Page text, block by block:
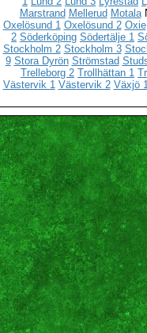
Marstrand Mellerud Motala
Oxelösund 1 Oxelösund 2 Oxie
2 Söderköping Södertälje 1
Stockholm 2 Stockholm 3
9 Stora Dyrön Strömstad
Trelleborg 2 Trollhättan 1
Västervik 1 Västervik 2 Växjö